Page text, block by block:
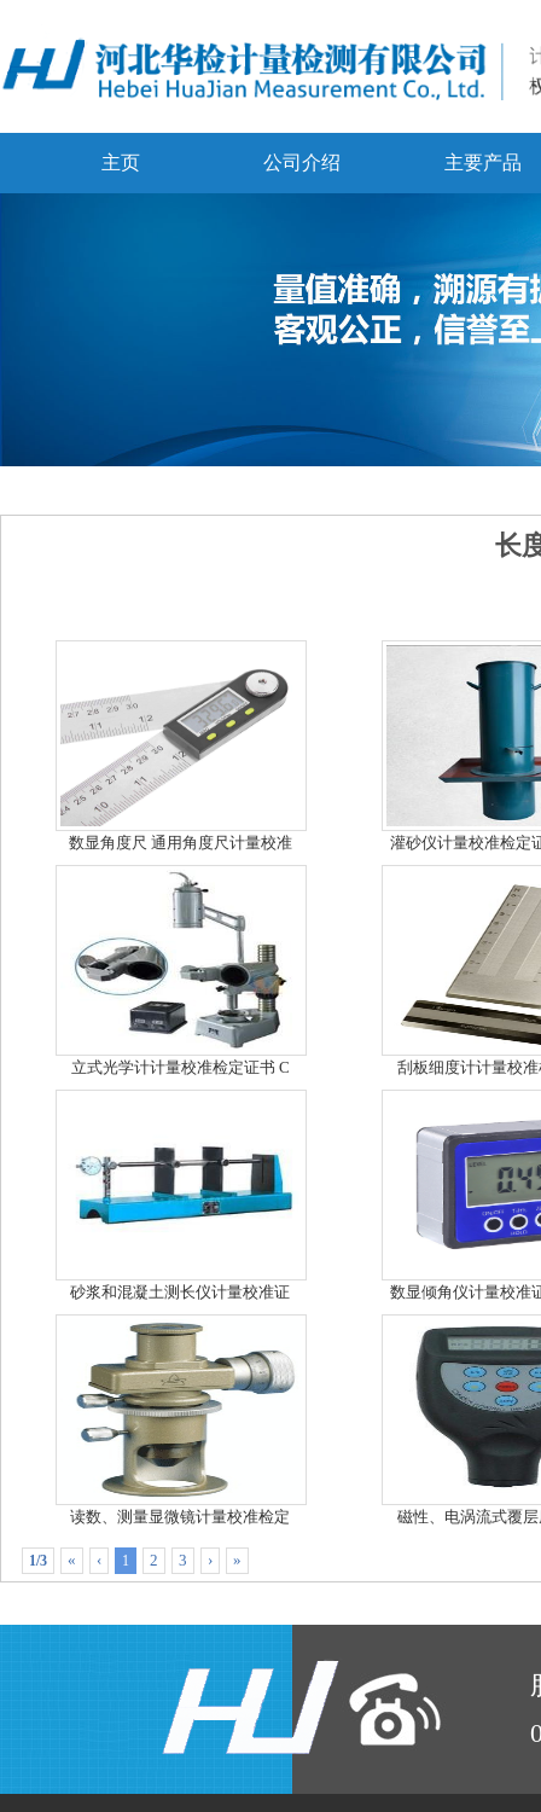
主页 公司介绍 主要产品
长
数显角度尺 通用角度尺计量校准 灌砂仪计量校准检定
立式光学计计量校准检定证书 C 刮板细度计计量校
砂浆和混凝土测长仪计量校准证 数显倾角仪计量校准
读数、测量显微镜计量校准检定 磁性、电涡流式覆
1/3 « ‹ 1 2 3 › »